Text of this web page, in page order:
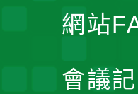
網站
會議